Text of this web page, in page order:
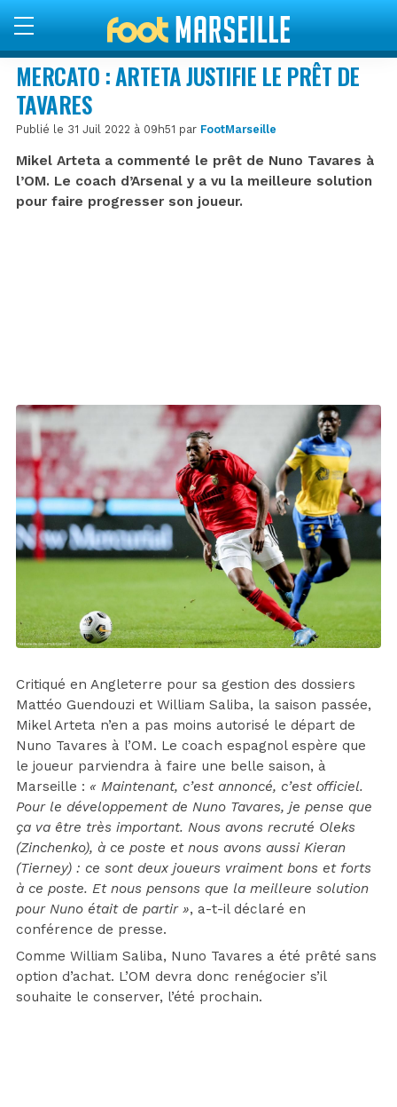
MERCATO : ARTETA JUSTIFIE LE PRÊT DE
TAVARES
Publié le 31 Juil 2022 à 09h51 par FootMarseille
Mikel Arteta a commenté le prêt de Nuno Tavares à
l’OM. Le coach d’Arsenal y a vu la meilleure solution
pour faire progresser son joueur.
Critiqué en Angleterre pour sa gestion des dossiers
Mattéo Guendouzi et William Saliba, la saison passée,
Mikel Arteta n’en a pas moins autorisé le départ de
Nuno Tavares à l’OM. Le coach espagnol espère que
le joueur parviendra à faire une belle saison, à
Marseille : « Maintenant, c’est annoncé, c’est officiel.
Pour le développement de Nuno Tavares, je pense que
ça va être très important. Nous avons recruté Oleks
(Zinchenko), à ce poste et nous avons aussi Kieran
(Tierney) : ce sont deux joueurs vraiment bons et forts
à ce poste. Et nous pensons que la meilleure solution
pour Nuno était de partir », a-t-il déclaré en
conférence de presse.
Comme William Saliba, Nuno Tavares a été prêté sans
option d’achat. L’OM devra donc renégocier s’il
souhaite le conserver, l’été prochain.